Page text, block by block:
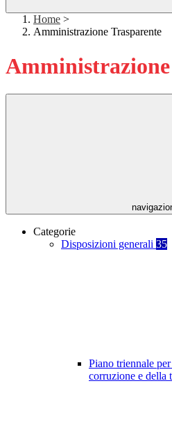
Home >
Amministrazione Trasparente
Categorie
Disposizioni generali 35
Piano triennale
corruzione e della